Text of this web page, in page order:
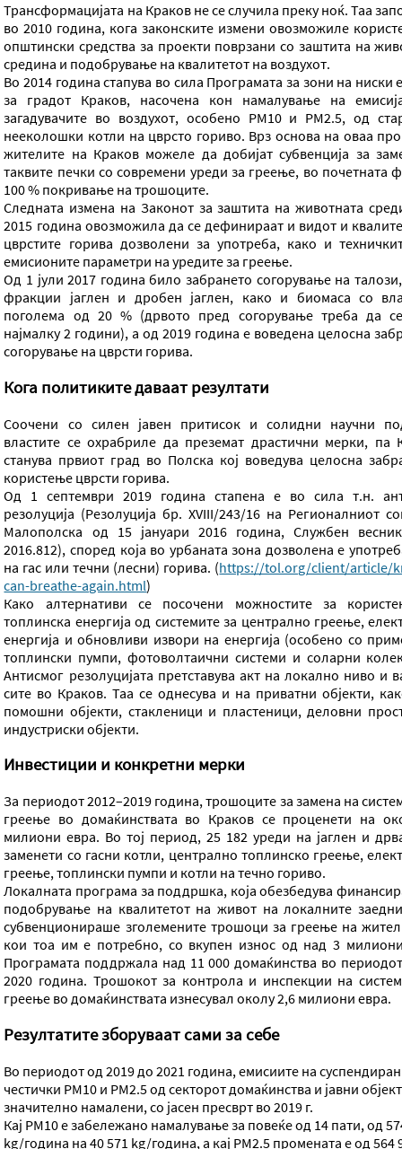
Трансформацијата на Краков не се случила преку ноќ. Таа
во 2010 година, кога законските измени овозможиле
општински средства за проекти поврзани со заштита на
средина и подобрување на квалитетот на воздухот.
Во 2014 година стапува во сила Програмата за зони на ниски
за градот Краков, насочена кон намалување на
загадувачите во воздухот, особено PM10 и PM2.5, од
нееколошки котли на цврсто гориво. Врз основа на оваа
жителите на Краков можеле да добијат субвенција за
таквите печки со современи уреди за греење, во почетната
100 % покривање на трошоците.
Следната измена на Законот за заштита на животната
2015 година овозможила да се дефинираат и видот и
цврстите горива дозволени за употреба, како и
емисионите параметри на уредите за греење.
Од 1 јули 2017 година било забрането согорување на
фракции јаглен и дробен јаглен, како и биомаса со
поголема од 20 % (дрвото пред согорување треба да
најмалку 2 години), а од 2019 година е воведена целосна
согорување на цврсти горива.
Кога политиките даваат резултати
Соочени со силен јавен притисок и солидни научни
властите се охрабриле да преземат драстични мерки, па
станува првиот град во Полска кој воведува целосна
користење цврсти горива.
Од 1 септември 2019 година стапена е во сила т.н.
резолуција (Резолуција бр. XVIII/243/16 на Регионалниот
Малополска од 15 јануари 2016 година, Службен
2016.812), според која во урбаната зона дозволена е
на гас или течни (лесни) горива. (https://tol.org/client/article/
can-breathe-again.html)
Како алтернативи се посочени можностите за
топлинска енергија од системите за централно греење,
енергија и обновливи извори на енергија (особено со
топлински пумпи, фотоволтаични системи и соларни
Антисмог резолуцијата претставува акт на локално ниво и
сите во Краков. Таа се однесува и на приватни објекти,
помошни објекти, стакленици и пластеници, деловни
индустриски објекти.
Инвестиции и конкретни мерки
За периодот 2012–2019 година, трошоците за замена на
греење во домаќинствата во Краков се проценети на
милиони евра. Во тој период, 25 182 уреди на јаглен и
заменети со гасни котли, централно топлинско греење,
греење, топлински пумпи и котли на течно гориво.
Локалната програма за поддршка, која обезбедува
подобрување на квалитетот на живот на локалните
субвенционираше зголемените трошоци за греење на
кои тоа им е потребно, со вкупен износ од над 3
Програмата поддржала над 11 000 домаќинства во
2020 година. Трошокот за контрола и инспекции на
греење во домаќинствата изнесувал околу 2,6 милиони евра.
Резултатите зборуваат сами за себе
Во периодот од 2019 до 2021 година, емисиите на
честички PM10 и PM2.5 од секторот домаќинства и јавни
значително намалени, со јасен пресврт во 2019 г.
Кај PM10 е забележано намалување за повеќе од 14 пати, од
kg/година на 40 571 kg/година, а кај PM2.5 промената е од 564